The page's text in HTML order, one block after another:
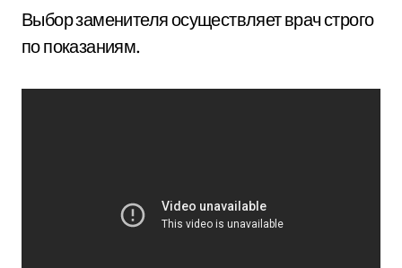
Выбор заменителя осуществляет врач строго
по показаниям.